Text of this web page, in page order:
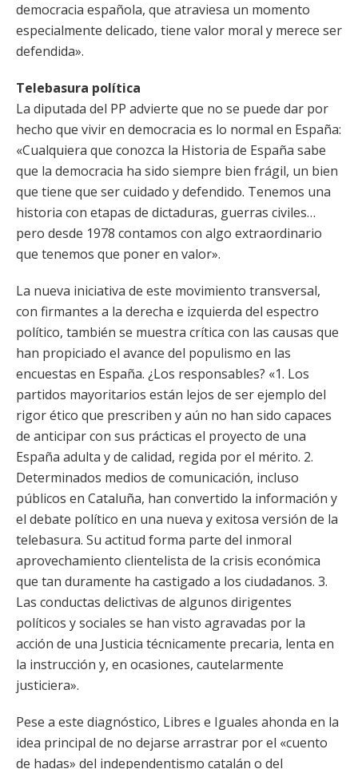
democracia española, que atraviesa un momento
especialmente delicado, tiene valor moral y merece ser
defendida».
Telebasura política
La diputada del PP advierte que no se puede dar por
hecho que vivir en democracia es lo normal en España:
«Cualquiera que conozca la Historia de España sabe
que la democracia ha sido siempre bien frágil, un bien
que tiene que ser cuidado y defendido. Tenemos una
historia con etapas de dictaduras, guerras civiles…
pero desde 1978 contamos con algo extraordinario
que tenemos que poner en valor».
La nueva iniciativa de este movimiento transversal,
con firmantes a la derecha e izquierda del espectro
político, también se muestra crítica con las causas que
han propiciado el avance del populismo en las
encuestas en España. ¿Los responsables? «1. Los
partidos mayoritarios están lejos de ser ejemplo del
rigor ético que prescriben y aún no han sido capaces
de anticipar con sus prácticas el proyecto de una
España adulta y de calidad, regida por el mérito. 2.
Determinados medios de comunicación, incluso
públicos en Cataluña, han convertido la información y
el debate político en una nueva y exitosa versión de la
telebasura. Su actitud forma parte del inmoral
aprovechamiento clientelista de la crisis económica
que tan duramente ha castigado a los ciudadanos. 3.
Las conductas delictivas de algunos dirigentes
políticos y sociales se han visto agravadas por la
acción de una Justicia técnicamente precaria, lenta en
la instrucción y, en ocasiones, cautelarmente
justiciera».
Pese a este diagnóstico, Libres e Iguales ahonda en la
idea principal de no dejarse arrastrar por el «cuento
de hadas» del independentismo catalán o del